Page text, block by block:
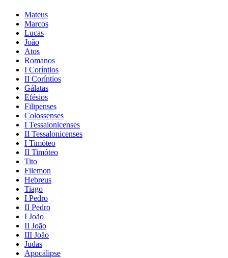
Mateus
Marcos
Lucas
João
Atos
Romanos
I Coríntios
II Coríntios
Gálatas
Efésios
Filipenses
Colossenses
I Tessalonicenses
II Tessalonicenses
I Timóteo
II Timóteo
Tito
Filemon
Hebreus
Tiago
I Pedro
II Pedro
I João
II João
III João
Judas
Apocalipse